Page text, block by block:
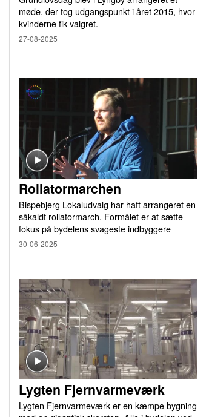
møde, der tog udgangspunkt i året 2015, hvor
kvinderne fik valgret.
27-08-2025
Rollatormarchen
Bispebjerg Lokaludvalg har haft arrangeret en
såkaldt rollatormarch. Formålet er at sætte
fokus på bydelens svageste indbyggere
30-06-2025
Lygten Fjernvarmeværk
Lygten Fjernvarmeværk er en kæmpe bygning